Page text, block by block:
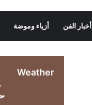
أخبار الفن أزياء وموضة
Weather